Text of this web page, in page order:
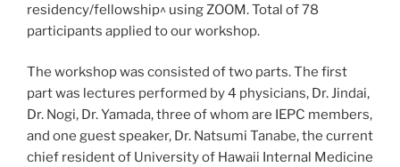
residency/fellowship^ using ZOOM. Total of 78
participants applied to our workshop.
The workshop was consisted of two parts. The first
part was lectures performed by 4 physicians, Dr. Jindai,
Dr. Nogi, Dr. Yamada, three of whom are IEPC members,
and one guest speaker, Dr. Natsumi Tanabe, the current
chief resident of University of Hawaii Internal Medicine